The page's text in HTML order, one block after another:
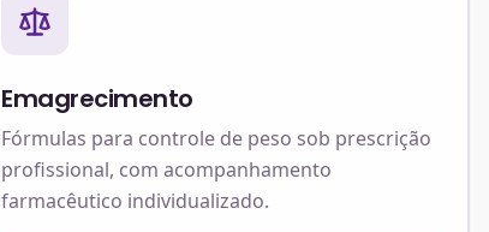
Emagrecimento
Fórmulas para controle de peso sob prescrição
profissional, com acompanhamento
farmacêutico individualizado.